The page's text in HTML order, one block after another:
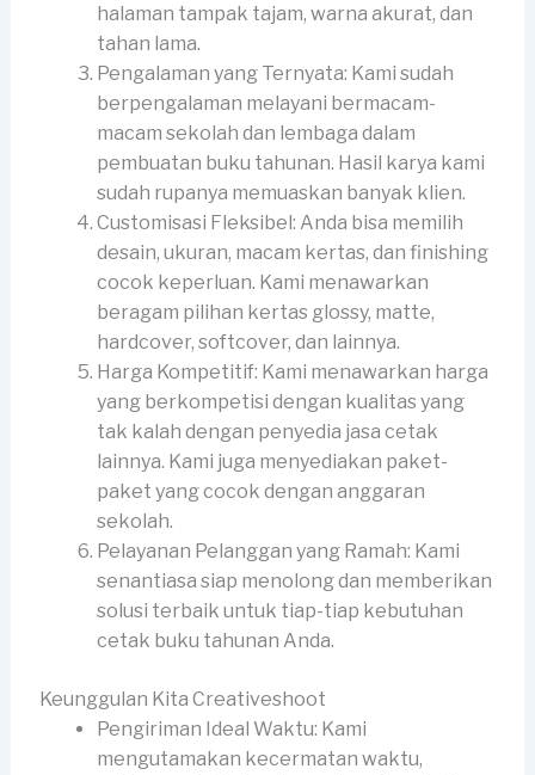
halaman tampak tajam, warna akurat, dan
tahan lama.
Pengalaman yang Ternyata: Kami sudah
berpengalaman melayani bermacam-
macam sekolah dan lembaga dalam
pembuatan buku tahunan. Hasil karya kami
sudah rupanya memuaskan banyak klien.
Customisasi Fleksibel: Anda bisa memilih
desain, ukuran, macam kertas, dan finishing
cocok keperluan. Kami menawarkan
beragam pilihan kertas glossy, matte,
hardcover, softcover, dan lainnya.
Harga Kompetitif: Kami menawarkan harga
yang berkompetisi dengan kualitas yang
tak kalah dengan penyedia jasa cetak
lainnya. Kami juga menyediakan paket-
paket yang cocok dengan anggaran
sekolah.
Pelayanan Pelanggan yang Ramah: Kami
senantiasa siap menolong dan memberikan
solusi terbaik untuk tiap-tiap kebutuhan
cetak buku tahunan Anda.
Keunggulan Kita Creativeshoot
Pengiriman Ideal Waktu: Kami
mengutamakan kecermatan waktu,